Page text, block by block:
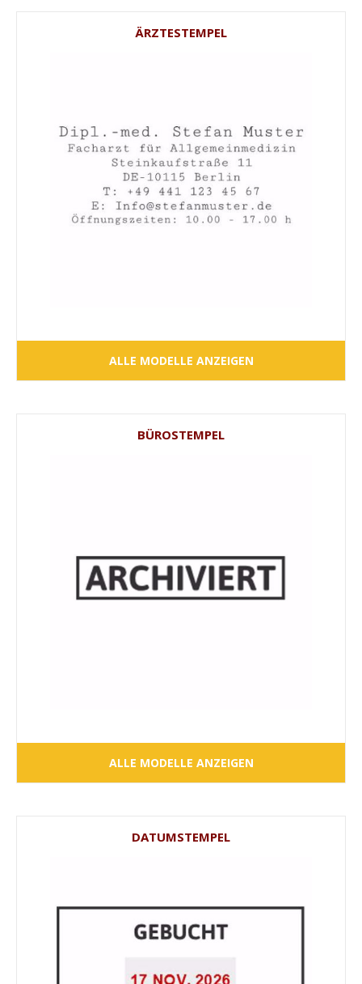
ÄRZTESTEMPEL
ALLE MODELLE ANZEIGEN
BÜROSTEMPEL
ALLE MODELLE ANZEIGEN
DATUMSTEMPEL